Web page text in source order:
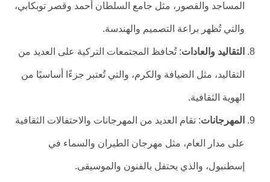
المساجد والقصور، مثل جامع السلطان أحمد وقصر توبكابي،
والتي تُظهر براعة التصميم والهندسة.
التقاليد والعادات: تُحافظ المجتمعات التركية على العديد من
التقاليد، مثل الضيافة والكرم، والتي تُعتبر جزءًا أساسيًا من
الهوية الثقافية.
المهرجانات: تقام العديد من المهرجانات والاحتفالات الثقافية
على مدار العام، مثل مهرجان الطيران والسماء في
إسطنبول، والذي يحتفل بالفنون والموسيقى.